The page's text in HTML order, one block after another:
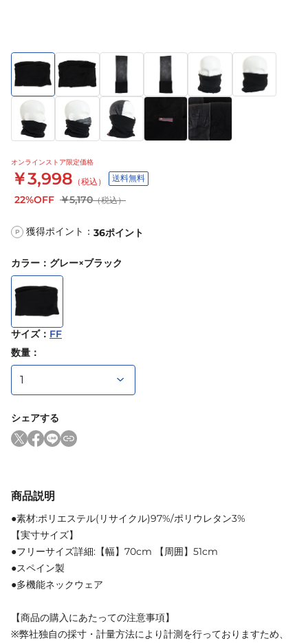
オンラインストア限定価格
￥3,998 （税込） 送料無料
22%OFF ￥5,170（税込）
P 獲得ポイント： 36ポイント
カラー ： グレー×ブラック
サイズ： FF
数量：
シェアする
商品説明
●素材:ポリエステル(リサイクル)97%/ポリウレタン3%
【実寸サイズ】
●フリーサイズ詳細:【幅】70cm 【周囲】51cm
●スペイン製
●多機能ネックウェア
【商品の購入にあたっての注意事項】
※弊社独自の採寸・計量方法により計測を行っておりますため、